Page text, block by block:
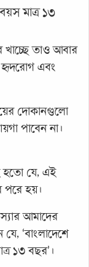
মাত্র ১৩
খাচ্ছে তাও আবার
হৃদরোগ এবং
দোকানগুলো
পাবেন না।
হতো যে, এই
পরে হয়।
আমাদের
‘বাংলাদেশে
১৩ বছর’।